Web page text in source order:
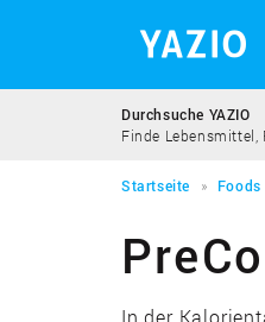
Durchsuche YAZIO
Finde Lebensmittel,
Startseite Foods
In der